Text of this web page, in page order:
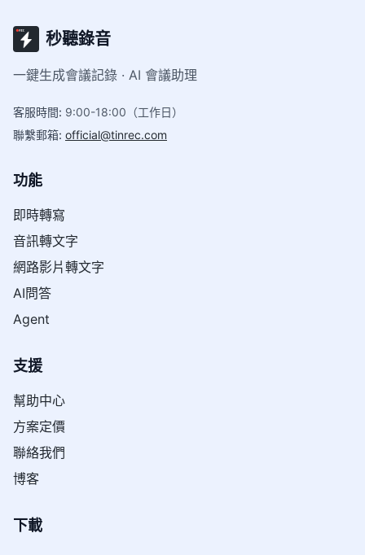
秒聽錄音
一鍵生成會議記錄 · AI 會議助理
客服時間: 9:00-18:00（工作日）
聯繫郵箱: official@tinrec.com
功能
即時轉寫
音訊轉文字
網路影片轉文字
AI問答
Agent
支援
幫助中心
方案定價
聯絡我們
博客
下載